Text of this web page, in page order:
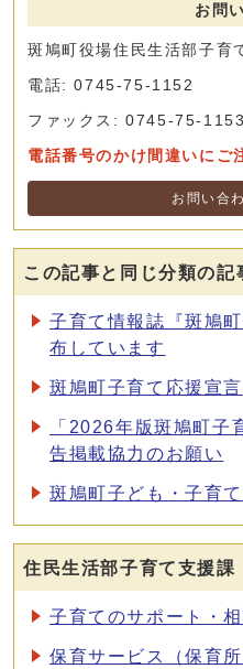
お問
斑鳩町役場住民生活部子育
電話: 0745-75-1152
ファックス: 0745-75-1153
電話番号のかけ間違いにご
お問い合
この記事と同じ分類の記
子育て情報誌『斑鳩
布しています
斑鳩町子育て応援宣言
「2026年版斑鳩町子
告掲載協力のお願い
斑鳩町子ども・子育
住民生活部子育て支援課
子育てのサポート・
保育サービス（保育